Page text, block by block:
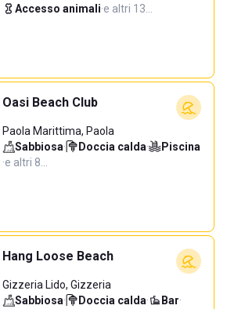
Accesso animali·e altri 13…
Oasi Beach Club
Paola Marittima, Paola
Sabbiosa· Doccia calda·
Piscina
·e altri 8…
Hang Loose Beach
Gizzeria Lido, Gizzeria
Sabbiosa· Doccia calda· Bar·